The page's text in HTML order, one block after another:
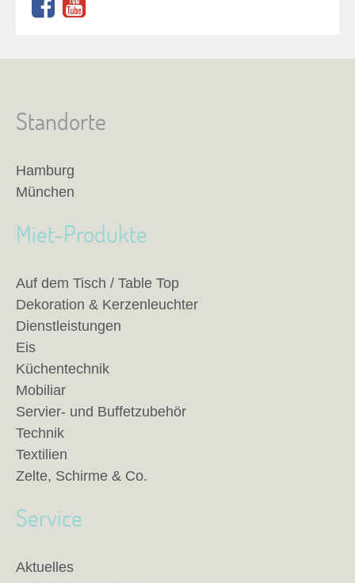
Standorte
Hamburg
München
Miet-Produkte
Auf dem Tisch / Table Top
Dekoration & Kerzenleuchter
Dienstleistungen
Eis
Küchentechnik
Mobiliar
Servier- und Buffetzubehör
Technik
Textilien
Zelte, Schirme & Co.
Service
Aktuelles